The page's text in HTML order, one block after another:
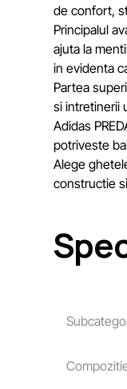
de confort,
Principalul
ajuta la
in evidenta
Partea
si intretinerii
Adidas
potriveste
Alege
constructie